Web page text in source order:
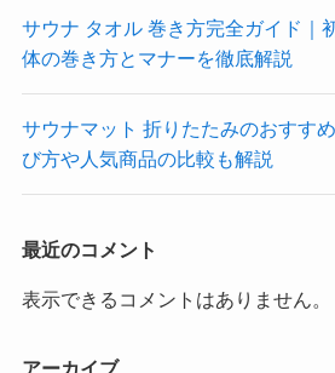
サウナ タオル 巻き方完全ガイド｜
体の巻き方とマナーを徹底解説
サウナマット 折りたたみのおすす
び方や人気商品の比較も解説
最近のコメント
表示できるコメントはありません。
アーカイブ